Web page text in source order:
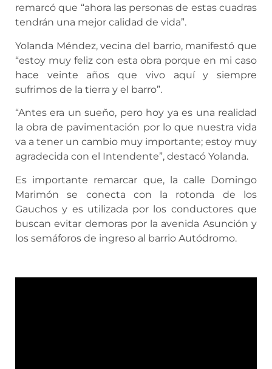
remarcó que “ahora las personas de estas cuadras
tendrán una mejor calidad de vida”.
Yolanda Méndez, vecina del barrio, manifestó que
“estoy muy feliz con esta obra porque en mi caso
hace veinte años que vivo aquí y siempre
sufrimos de la tierra y el barro”.
“Antes era un sueño, pero hoy ya es una realidad
la obra de pavimentación por lo que nuestra vida
va a tener un cambio muy importante; estoy muy
agradecida con el Intendente”, destacó Yolanda.
Es importante remarcar que, la calle Domingo
Marimón se conecta con la rotonda de los
Gauchos y es utilizada por los conductores que
buscan evitar demoras por la avenida Asunción y
los semáforos de ingreso al barrio Autódromo.